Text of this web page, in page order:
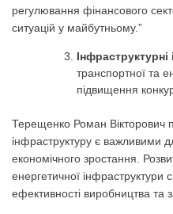
регулювання фінансового
ситуацій у майбутньому.”
Інфраструктурні
транспортної та
підвищення
Терещенко Роман Вікторович
інфраструктуру є важливими
економічного зростання.
енергетичної
ефективності виробництва та